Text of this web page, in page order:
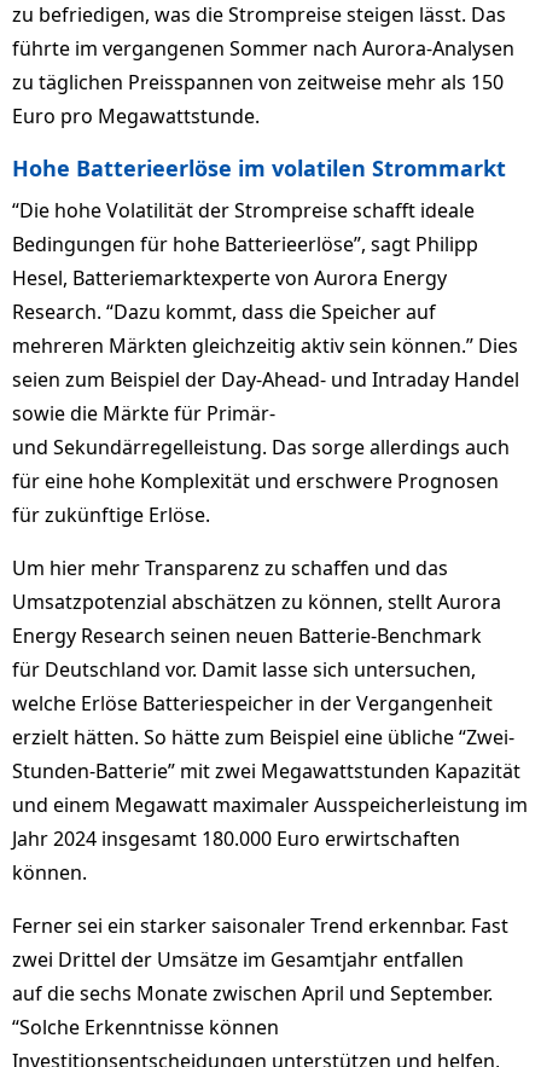
zu befriedigen, was die Strompreise steigen lässt. Das
führte im vergangenen Sommer nach Aurora-Analysen
zu täglichen Preisspannen von zeitweise mehr als 150
Euro pro Megawattstunde.
Hohe Batterieerlöse im volatilen Strommarkt
“Die hohe Volatilität der Strompreise schafft ideale
Bedingungen für hohe Batterieerlöse”, sagt Philipp
Hesel, Batteriemarktexperte von Aurora Energy
Research. “Dazu kommt, dass die Speicher auf
mehreren Märkten gleichzeitig aktiv sein können.” Dies
seien zum Beispiel der Day-Ahead- und Intraday Handel
sowie die Märkte für Primär-
und Sekundärregelleistung. Das sorge allerdings auch
für eine hohe Komplexität und erschwere Prognosen
für zukünftige Erlöse.
Um hier mehr Transparenz zu schaffen und das
Umsatzpotenzial abschätzen zu können, stellt Aurora
Energy Research seinen neuen Batterie-Benchmark
für Deutschland vor. Damit lasse sich untersuchen,
welche Erlöse Batteriespeicher in der Vergangenheit
erzielt hätten. So hätte zum Beispiel eine übliche “Zwei-
Stunden-Batterie” mit zwei Megawattstunden Kapazität
und einem Megawatt maximaler Ausspeicherleistung im
Jahr 2024 insgesamt 180.000 Euro erwirtschaften
können.
Ferner sei ein starker saisonaler Trend erkennbar. Fast
zwei Drittel der Umsätze im Gesamtjahr entfallen
auf die sechs Monate zwischen April und September.
“Solche Erkenntnisse können
Investitionsentscheidungen unterstützen und helfen,